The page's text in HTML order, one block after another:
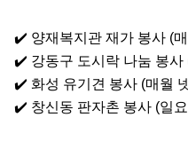
✔️ 양재복지관 재가 봉사 (
✔️ 강동구 도시락 나눔 봉사
✔️ 화성 유기견 봉사 (매월
✔️ 창신동 판자촌 봉사 (일